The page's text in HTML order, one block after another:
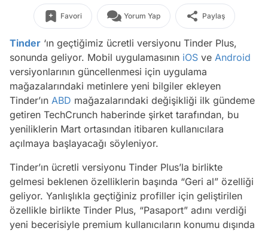
Favori Yorum Yap Paylaş
Tinder ‘ın geçtiğimiz ücretli versiyonu Tinder Plus,
sonunda geliyor. Mobil uygulamasının iOS ve Android
versiyonlarının güncellenmesi için uygulama
mağazalarındaki metinlere yeni bilgiler ekleyen
Tinder’ın ABD mağazalarındaki değişikliği ilk gündeme
getiren TechCrunch haberinde şirket tarafından, bu
yeniliklerin Mart ortasından itibaren kullanıcılara
açılmaya başlayacağı söyleniyor.
Tinder’ın ücretli versiyonu Tinder Plus’la birlikte
gelmesi beklenen özelliklerin başında “Geri al” özelliği
geliyor. Yanlışlıkla geçtiğiniz profiller için geliştirilen
özellikle birlikte Tinder Plus, “Pasaport” adını verdiği
yeni becerisiyle premium kullanıcıların konumu dışında